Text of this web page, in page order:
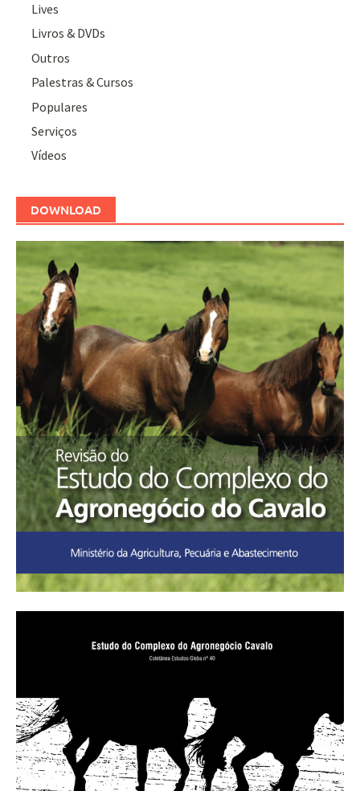
Lives
Livros & DVDs
Outros
Palestras & Cursos
Populares
Serviços
Vídeos
DOWNLOAD